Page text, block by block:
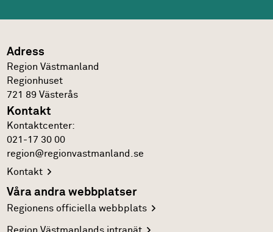
Adress
Region Västmanland
Regionhuset
721 89 Västerås
Kontakt
Kontakt­center:
021-17 30 00
region@regionvastmanland.se
Kontakt
Våra andra webbplatser
Regionens officiellawebbplats